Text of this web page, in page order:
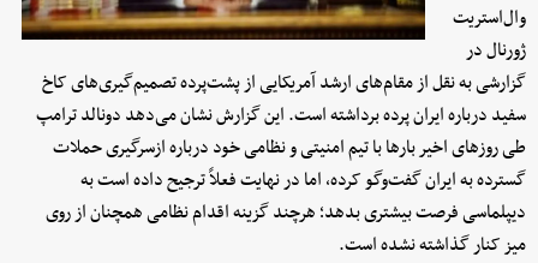
وال‌استریت
ژورنال در
گزارشی به نقل از مقام‌های ارشد آمریکایی از پشت‌پرده تصمیم‌گیری‌های کاخ
سفید درباره ایران پرده برداشته است. این گزارش نشان می‌دهد دونالد ترامپ
طی روزهای اخیر بارها با تیم امنیتی و نظامی خود درباره ازسرگیری حملات
گسترده به ایران گفت‌وگو کرده، اما در نهایت فعلاً ترجیح داده است به
دیپلماسی فرصت بیشتری بدهد؛ هرچند گزینه اقدام نظامی همچنان از روی
میز کنار گذاشته نشده است.